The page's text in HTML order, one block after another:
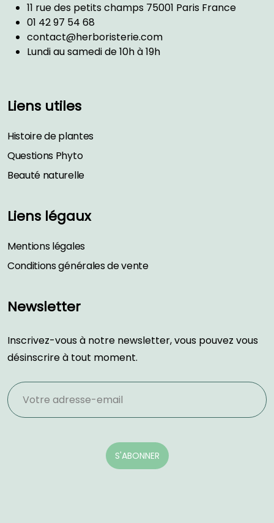
11 rue des petits champs 75001 Paris France
01 42 97 54 68
contact@herboristerie.com
Lundi au samedi de 10h à 19h
Liens utiles
Histoire de plantes
Questions Phyto
Beauté naturelle
Liens légaux
Mentions légales
Conditions générales de vente
Newsletter
Inscrivez-vous à notre newsletter, vous pouvez vous
désinscrire à tout moment.